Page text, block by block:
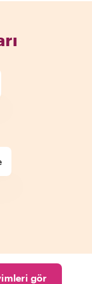
gör